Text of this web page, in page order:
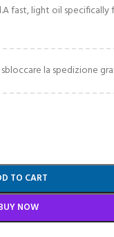
fast, light oil
la spedizione
TO CART
NOW